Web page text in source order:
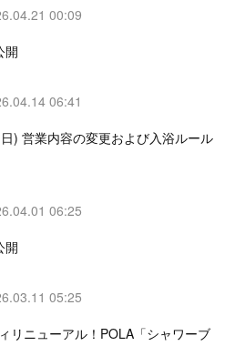
00:09
開
06:41
) 営業内容の変更および入浴ルール
06:25
開
05:25
リニューアル！POLA「シャワーブ